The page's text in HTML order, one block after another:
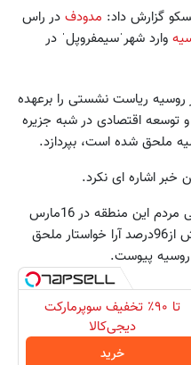
گزارش داد: مدودف در راس
وارد شهرˈسیمفروپلˈ در
روسیه ریاست نشستی را برعهده
توسعه اقتصادی در شبه جزیره
ملحق شده است، بپردازد.
خبر اشاره ای نکرد.
شبه جزیره کریمه به دنبال همه پرسی مردم این منطقه در 16مارس
2014 (26 اسفندماه 1392) که با بیش از96درصد آرا خواستار ملحق
روسیه پیوست.
تا ۹۰٪ تخفیف سوپرمارکت
دیجی‌کالا
خرید